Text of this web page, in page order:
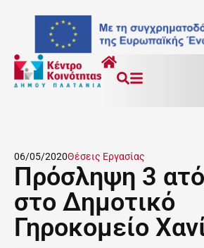
06/05/2020Θέσεις Εργασίας
Πρόσληψη 3
στο Δημοτικό
Γηροκομείο